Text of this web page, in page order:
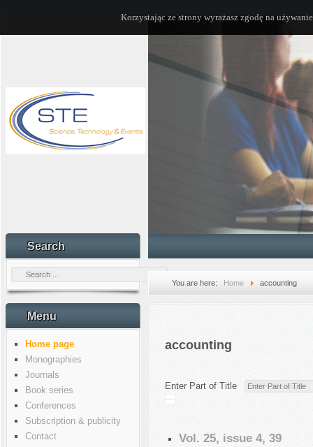
Korzystając ze strony wyrażasz zgodę na
Search
Menu
Home page
Monographies
Journals
Book series
Conferences
Subscription & publicity
Contact
You are here: Home accounting
accounting
Enter Part of Title
Vol. 25, issue 4, 39